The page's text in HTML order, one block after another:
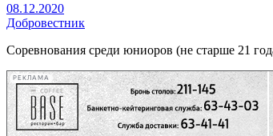
08.12.2020
Добровестник
Соревнования среди юниоров (не старше 21
РЕКЛАМА